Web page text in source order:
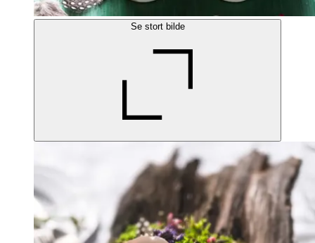
Se stort bilde